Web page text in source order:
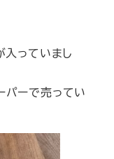
っていまし
パーで売ってい